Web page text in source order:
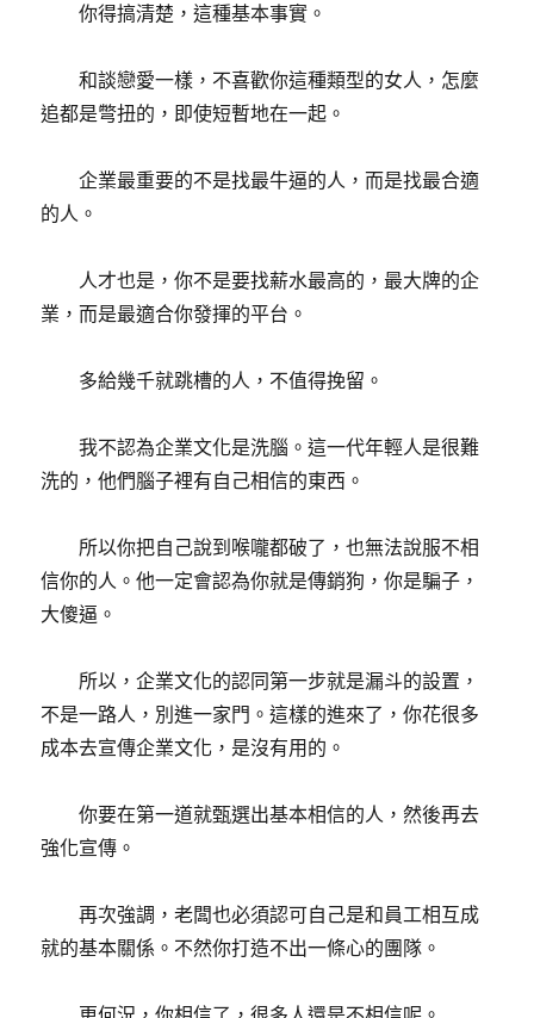
你得搞清楚，這種基本事實。
和談戀愛一樣，不喜歡你這種類型的女人，怎麼
追都是彆扭的，即使短暫地在一起。
企業最重要的不是找最牛逼的人，而是找最合適
的人。
人才也是，你不是要找薪水最高的，最大牌的企
業，而是最適合你發揮的平台。
多給幾千就跳槽的人，不值得挽留。
我不認為企業文化是洗腦。這一代年輕人是很難
洗的，他們腦子裡有自己相信的東西。
所以你把自己說到喉嚨都破了，也無法說服不相
信你的人。他一定會認為你就是傳銷狗，你是騙子，
大傻逼。
所以，企業文化的認同第一步就是漏斗的設置，
不是一路人，別進一家門。這樣的進來了，你花很多
成本去宣傳企業文化，是沒有用的。
你要在第一道就甄選出基本相信的人，然後再去
強化宣傳。
再次強調，老闆也必須認可自己是和員工相互成
就的基本關係。不然你打造不出一條心的團隊。